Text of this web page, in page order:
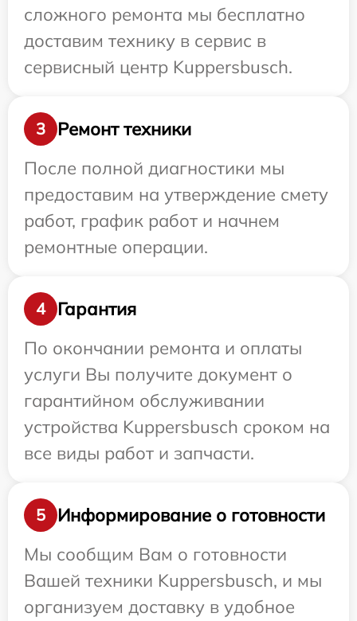
сложного ремонта мы бесплатно
доставим технику в сервис в
сервисный центр Kuppersbusch.
3
Ремонт техники
После полной диагностики мы
предоставим на утверждение смету
работ, график работ и начнем
ремонтные операции.
4
Гарантия
По окончании ремонта и оплаты
услуги Вы получите документ о
гарантийном обслуживании
устройства Kuppersbusch сроком на
все виды работ и запчасти.
5
Информирование о готовности
Мы сообщим Вам о готовности
Вашей техники Kuppersbusch, и мы
организуем доставку в удобное